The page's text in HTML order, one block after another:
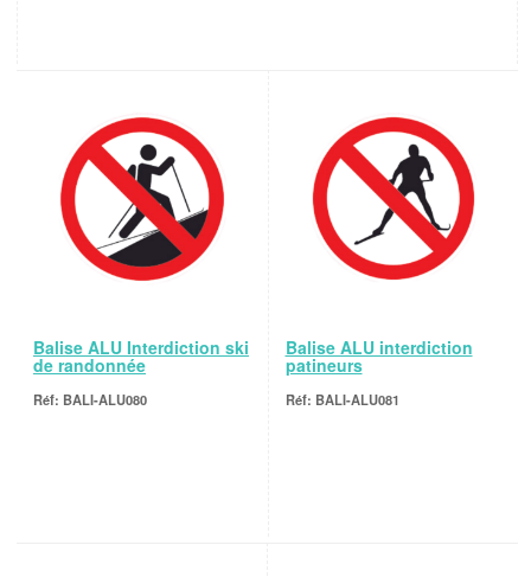
Balise ALU Interdiction ski
de randonnée
BALI-ALU080
Balise ALU interdiction
patineurs
BALI-ALU081